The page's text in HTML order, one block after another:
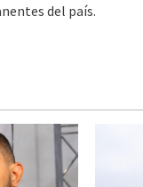
del país.